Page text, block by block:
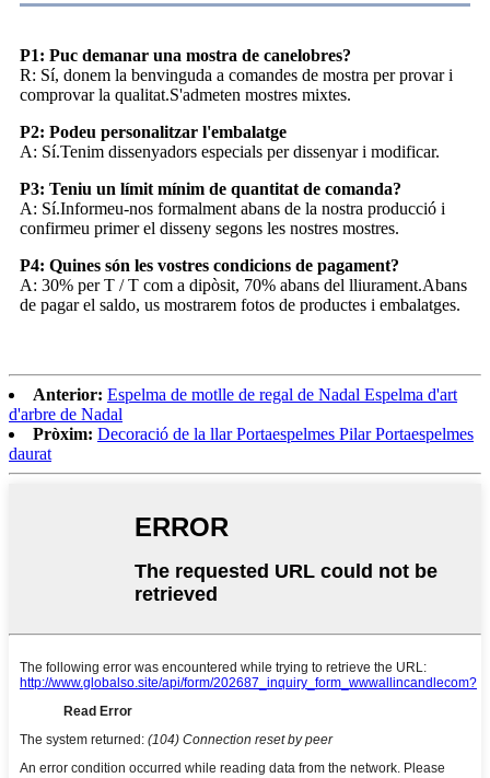
P1: Puc demanar una mostra de canelobres?
R: Sí, donem la benvinguda a comandes de mostra per provar i
comprovar la qualitat.S'admeten mostres mixtes.
P2: Podeu personalitzar l'embalatge
A: Sí.Tenim dissenyadors especials per dissenyar i modificar.
P3: Teniu un límit mínim de quantitat de comanda?
A: Sí.Informeu-nos formalment abans de la nostra producció i
confirmeu primer el disseny segons les nostres mostres.
P4: Quines són les vostres condicions de pagament?
A: 30% per T / T com a dipòsit, 70% abans del lliurament.Abans
de pagar el saldo, us mostrarem fotos de productes i embalatges.
Anterior: Espelma de motlle de regal de Nadal Espelma d'art
d'arbre de Nadal
Pròxim: Decoració de la llar Portaespelmes Pilar Portaespelmes
daurat